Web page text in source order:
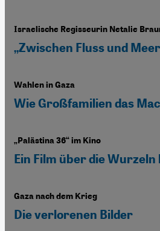
Israelische Regisseurin Netalie
„Zwischen Fluss und
Wahlen in Gaza
Wie Großfamilien das
„Palästina 36“ im Kino
Ein Film über die
Gaza nach dem Krieg
Die verlorenen Bilder